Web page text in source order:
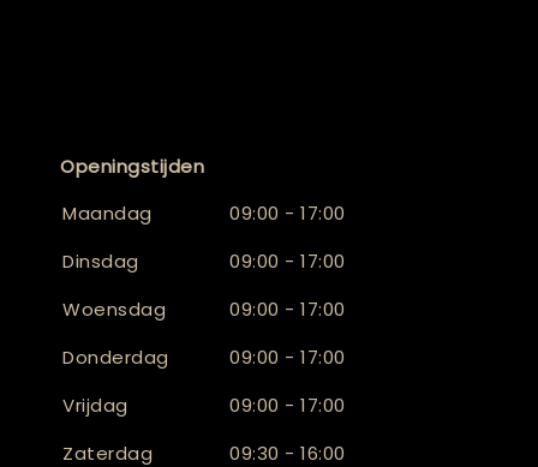
Openingstijden
Maandag
09:00 - 17:00
Dinsdag
09:00 - 17:00
Woensdag
09:00 - 17:00
Donderdag
09:00 - 17:00
Vrijdag
09:00 - 17:00
Zaterdag
09:30 - 16:00